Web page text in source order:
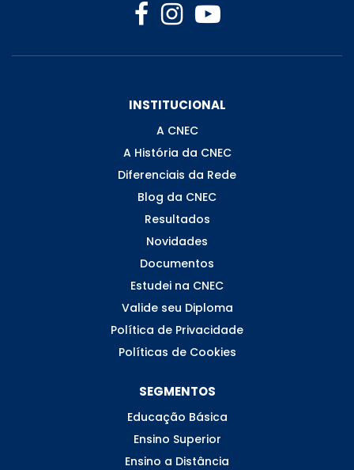
INSTITUCIONAL
A CNEC
A História da CNEC
Diferenciais da Rede
Blog da CNEC
Resultados
Novidades
Documentos
Estudei na CNEC
Valide seu Diploma
Política de Privacidade
Políticas de Cookies
SEGMENTOS
Educação Básica
Ensino Superior
Ensino a Distância